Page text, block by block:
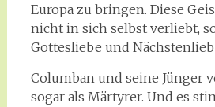
Europa zu bringen. Diese
nicht in sich selbst verliebt,
Gottesliebe und
Columban und seine Jünger
sogar als Märtyrer. Und es